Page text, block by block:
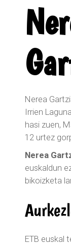
Nerea
Irrien
hasi zuen,
12 urtez
Nerea
euskaldun
bikoizketa
ETB euskal